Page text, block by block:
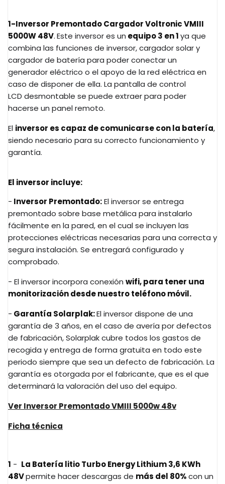
1-Inversor Premontado Cargador Voltronic VMIII
5000W 48V.Este inversor es un equipo 3 en 1ya que
combina las funciones de inversor, cargador solar y
cargador de batería para poder conectar un
generador eléctrico o el apoyo de la red eléctrica en
caso de disponer de ella. La pantalla de control
LCD desmontable se puede extraer para poder
hacerse un panel remoto.
El inversor es capaz de comunicarse con la batería,
siendo necesario para su correcto funcionamiento y
garantía.
El inversor incluye:
- Inversor Premontado:El inversor se entrega
premontado sobre base metálica para instalarlo
fácilmente en la pared, en el cual se incluyen las
protecciones eléctricas necesarias para una correcta y
segura instalación. Se entregará configurado y
comprobado.
- El inversor incorpora conexión wifi, para tener una
monitorización desde nuestro teléfono móvil.
- Garantía Solarplak:El inversor dispone de una
garantía de 3 años, en el caso de avería por defectos
de fabricación, Solarplak cubre todos los gastos de
recogida y entrega de forma gratuita en todo este
periodo siempre que sea un defecto de fabricación. La
garantía es otorgada por el fabricante, que es el que
determinará la valoración del uso del equipo.
Ver Inversor Premontado VMIII 5000w48v
Ficha técnica
1 - La Batería litio Turbo Energy Lithium 3,6 KWh
48Vpermite hacer descargas de más del 80%con un